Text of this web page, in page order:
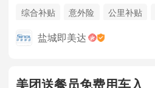
综合补贴 意外险 公里补贴
盐城即美达
美团送餐员免费用车入